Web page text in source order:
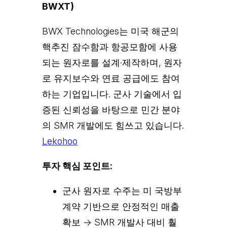
BWXT)
BWX Technologies는 미국 해군의
핵추진 잠수함과 항공모함에 사용
되는 원자로를 설계·제작하며, 원자
로 유지보수와 연료 공급에도 참여
하는 기업입니다. 군사 기술에서 입
증된 신뢰성을 바탕으로 민간 분야
의 SMR 개발에도 힘쓰고 있습니다.
Lekohoo
투자 핵심 포인트:
군사 원자로 수주는 미 국방부
계약 기반으로 안정적인 매출
확보 → SMR 개발사 대비 훨